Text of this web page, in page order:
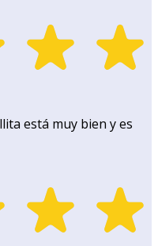
está muy bien y es